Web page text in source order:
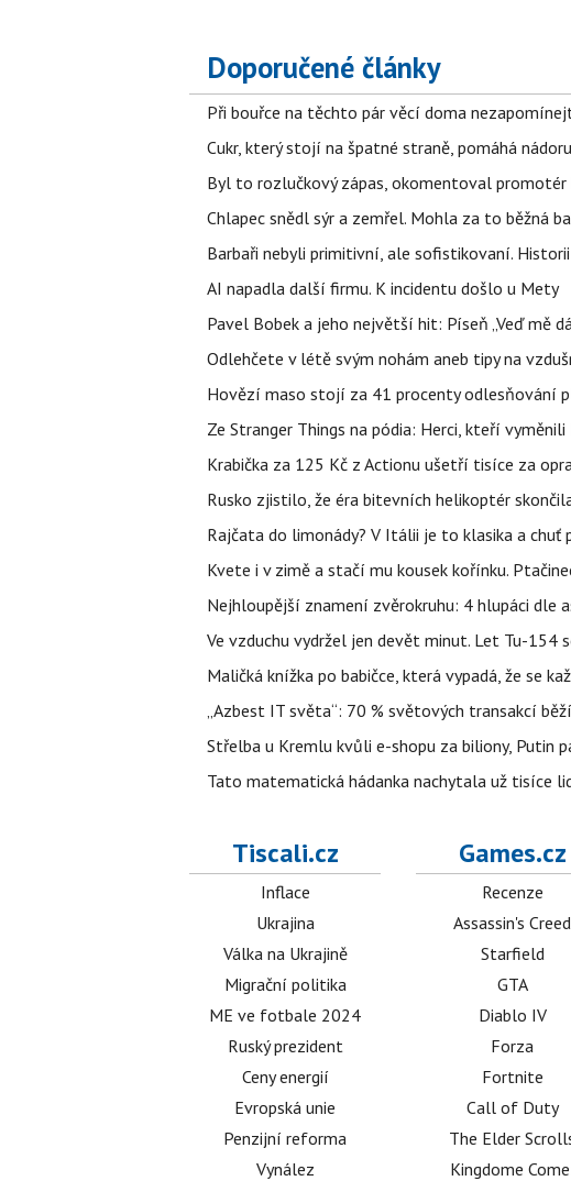
Doporučené články
Při bouřce na těchto pár věcí doma
Cukr, který stojí na špatné straně, pomáhá
Byl to rozlučkový zápas, okomentoval promotér
Chlapec snědl sýr a zemřel. Mohla za to běžná
Barbaři nebyli primitivní, ale sofistikovaní.
AI napadla další firmu. K incidentu došlo u Mety
Pavel Bobek a jeho největší hit: Píseň „Veď mě
Odlehčete v létě svým nohám aneb tipy na
Hovězí maso stojí za 41 procenty odlesňování
Ze Stranger Things na pódia: Herci, kteří
Krabička za 125 Kč z Actionu ušetří tisíce za
Rusko zjistilo, že éra bitevních helikoptér
Rajčata do limonády? V Itálii je to klasika a
Kvete i v zimě a stačí mu kousek kořínku.
Nejhloupější znamení zvěrokruhu: 4 hlupáci dle
Ve vzduchu vydržel jen devět minut. Let Tu-
Maličká knížka po babičce, která vypadá, že se
„Azbest IT světa“: 70 % světových transakcí
Střelba u Kremlu kvůli e-shopu za biliony, Putin
Tato matematická hádanka nachytala už tisíce
Tiscali.cz
Inflace
Ukrajina
Válka na Ukrajině
Migrační politika
ME ve fotbale 2024
Ruský prezident
Ceny energií
Evropská unie
Penzijní reforma
Vynález
Games.cz
Recenze
Assassin's Creed
Starfield
GTA
Diablo IV
Forza
Fortnite
Call of Duty
The Elder
Kingdome